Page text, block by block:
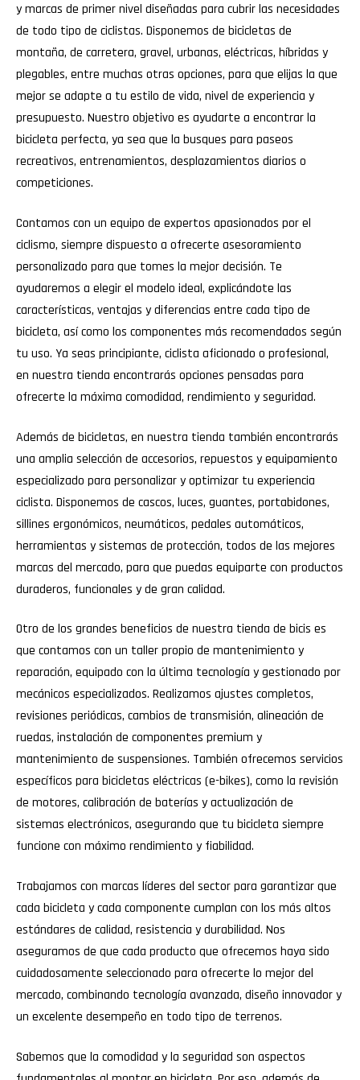
y marcas de primer nivel diseñadas para cubrir las necesidades
de todo tipo de ciclistas. Disponemos de bicicletas de
montaña, de carretera, gravel, urbanas, eléctricas, híbridas y
plegables, entre muchas otras opciones, para que elijas la que
mejor se adapte a tu estilo de vida, nivel de experiencia y
presupuesto. Nuestro objetivo es ayudarte a encontrar la
bicicleta perfecta, ya sea que la busques para paseos
recreativos, entrenamientos, desplazamientos diarios o
competiciones.
Contamos con un equipo de expertos apasionados por el
ciclismo, siempre dispuesto a ofrecerte asesoramiento
personalizado para que tomes la mejor decisión. Te
ayudaremos a elegir el modelo ideal, explicándote las
características, ventajas y diferencias entre cada tipo de
bicicleta, así como los componentes más recomendados según
tu uso. Ya seas principiante, ciclista aficionado o profesional,
en nuestra tienda encontrarás opciones pensadas para
ofrecerte la máxima comodidad, rendimiento y seguridad.
Además de bicicletas, en nuestra tienda también encontrarás
una amplia selección de accesorios, repuestos y equipamiento
especializado para personalizar y optimizar tu experiencia
ciclista. Disponemos de cascos, luces, guantes, portabidones,
sillines ergonómicos, neumáticos, pedales automáticos,
herramientas y sistemas de protección, todos de las mejores
marcas del mercado, para que puedas equiparte con productos
duraderos, funcionales y de gran calidad.
Otro de los grandes beneficios de nuestra tienda de bicis es
que contamos con un taller propio de mantenimiento y
reparación, equipado con la última tecnología y gestionado por
mecánicos especializados. Realizamos ajustes completos,
revisiones periódicas, cambios de transmisión, alineación de
ruedas, instalación de componentes premium y
mantenimiento de suspensiones. También ofrecemos servicios
específicos para bicicletas eléctricas (e-bikes), como la revisión
de motores, calibración de baterías y actualización de
sistemas electrónicos, asegurando que tu bicicleta siempre
funcione con máximo rendimiento y fiabilidad.
Trabajamos con marcas líderes del sector para garantizar que
cada bicicleta y cada componente cumplan con los más altos
estándares de calidad, resistencia y durabilidad. Nos
aseguramos de que cada producto que ofrecemos haya sido
cuidadosamente seleccionado para ofrecerte lo mejor del
mercado, combinando tecnología avanzada, diseño innovador y
un excelente desempeño en todo tipo de terrenos.
Sabemos que la comodidad y la seguridad son aspectos